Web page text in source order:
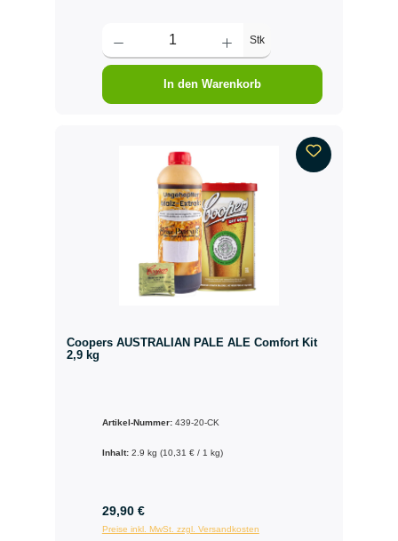
Stk
In den Warenkorb
Coopers AUSTRALIAN PALE ALE Comfort Kit
2,9 kg
Artikel-Nummer: 439-20-CK
Inhalt: 2.9 kg (10,31 € / 1 kg)
29,90 €
Preise inkl. MwSt. zzgl. Versandkosten